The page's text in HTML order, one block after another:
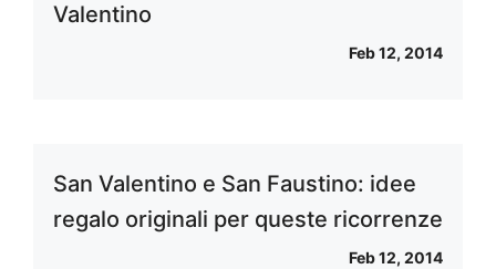
Valentino
Feb 12, 2014
San Valentino e San Faustino: idee
regalo originali per queste ricorrenze
Feb 12, 2014